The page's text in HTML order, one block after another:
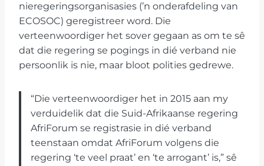
nieregeringsorganisasies (’n onderafdeling van
ECOSOC) geregistreer word. Die
verteenwoordiger het sover gegaan as om te sê
dat die regering se pogings in dié verband nie
persoonlik is nie, maar bloot polities gedrewe.
“Die verteenwoordiger het in 2015 aan my
verduidelik dat die Suid-Afrikaanse regering
AfriForum se registrasie in dié verband
teenstaan omdat AfriForum volgens die
regering ‘te veel praat’ en ‘te arrogant’ is,” sê